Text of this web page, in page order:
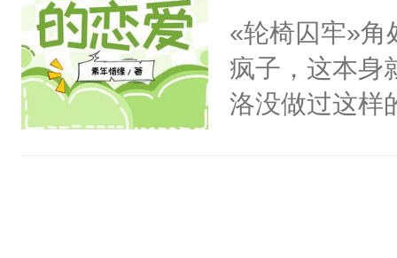
会给大师兄回
现言烬就站在
静。这一世，
那么简单。
要秃了……「
黑蛇受注：私
本文指体香。
«轮椅囚牢»角
疯子，这本身
洛没做过这样